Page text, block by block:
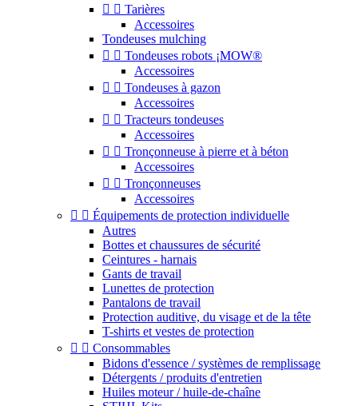
  Tarières
Accessoires
Tondeuses mulching
  Tondeuses robots ¡MOW®
Accessoires
  Tondeuses à gazon
Accessoires
  Tracteurs tondeuses
Accessoires
  Tronçonneuse à pierre et à béton
Accessoires
  Tronçonneuses
Accessoires
  Équipements de protection individuelle
Autres
Bottes et chaussures de sécurité
Ceintures - harnais
Gants de travail
Lunettes de protection
Pantalons de travail
Protection auditive, du visage et de la tête
T-shirts et vestes de protection
  Consommables
Bidons d'essence / systèmes de remplissage
Détergents / produits d'entretien
Huiles moteur / huile-de-chaîne